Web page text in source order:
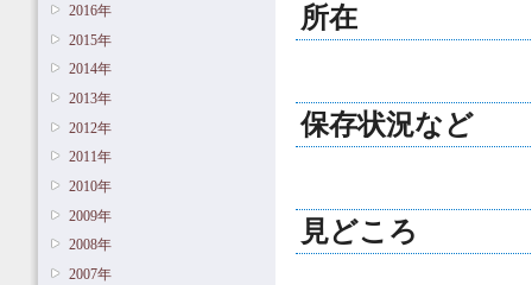
2016年
2015年
2014年
2013年
2012年
2011年
2010年
2009年
2008年
2007年
所在
保存状況など
見どころ